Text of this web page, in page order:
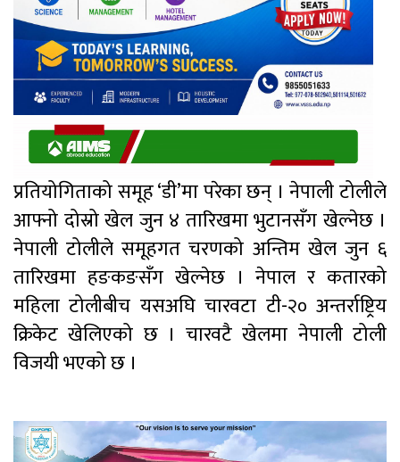
प्रतियोगिताको समूह ‘डी’मा परेका छन् । नेपाली टोलीले
आफ्नो दोस्रो खेल जुन ४ तारिखमा भुटानसँग खेल्नेछ ।
नेपाली टोलीले समूहगत चरणको अन्तिम खेल जुन ६
तारिखमा हङकङसँग खेल्नेछ । नेपाल र कतारको
महिला टोलीबीच यसअघि चारवटा टी-२० अन्तर्राष्ट्रिय
क्रिकेट खेलिएको छ । चारवटै खेलमा नेपाली टोली
विजयी भएको छ ।